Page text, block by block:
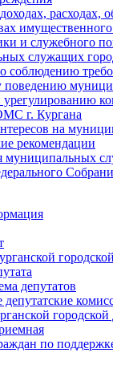
расходах,
и служебного
служащих
соблюдению
поведению
г. Кургана
на
рекомендации
муниципальных
депутатов
по